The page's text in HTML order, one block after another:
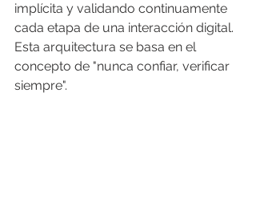
implícita y validando continuamente
cada etapa de una interacción digital.
Esta arquitectura se basa en el
concepto de "nunca confiar, verificar
siempre".